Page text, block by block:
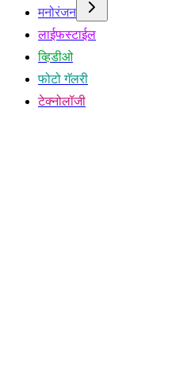
मनोरंजन
लाईफस्टाईल
व्हिडीओ
फोटो गॅलरी
टेक्नोलॉजी